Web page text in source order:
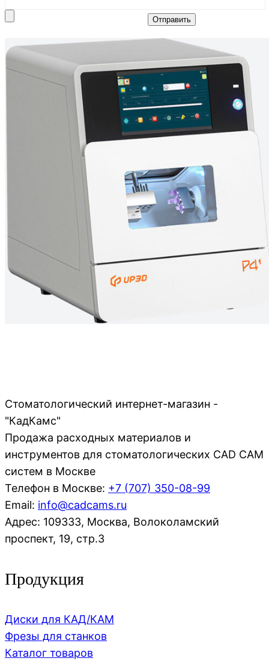
Стоматологический интернет-магазин -
"КадКамс"
Продажа расходных материалов и
инструментов для стоматологических CAD CAM
систем в Москве
Телефон в Москве: +7 (707) 350-08-99
Email: info@cadcams.ru
Адрес: 109333, Москва, Волоколамский
проспект, 19, стр.3
Продукция
Диски для КАД/КАМ
Фрезы для станков
Каталог товаров